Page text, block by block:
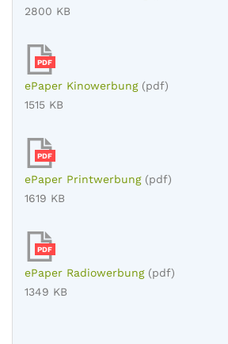
2800 KB
PDF
ePaper Kinowerbung (pdf)
1515 KB
PDF
ePaper Printwerbung (pdf)
1619 KB
PDF
ePaper Radiowerbung (pdf)
1349 KB